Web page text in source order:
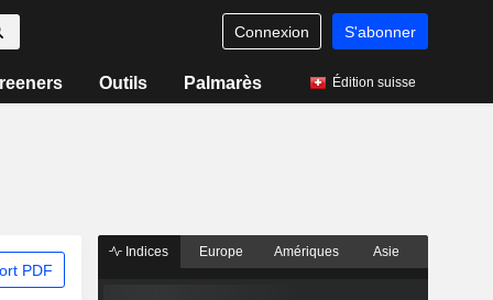
Connexion S'abonner
Outils Palmarès Édition suisse
PDF
Indices Europe Amériques Asie